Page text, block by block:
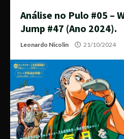
Análise no Pulo #05 –
Jump #47 (Ano 2024).
Leonardo Nicolin 21/10/2024